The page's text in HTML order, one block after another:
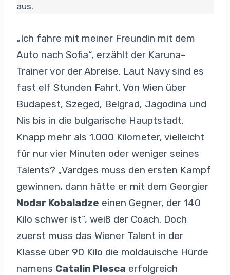
aus.
„Ich fahre mit meiner Freundin mit dem
Auto nach Sofia“, erzählt der Karuna-
Trainer vor der Abreise. Laut Navy sind es
fast elf Stunden Fahrt. Von Wien über
Budapest, Szeged, Belgrad, Jagodina und
Nis bis in die bulgarische Hauptstadt.
Knapp mehr als 1.000 Kilometer, vielleicht
für nur vier Minuten oder weniger seines
Talents? „Vardges muss den ersten Kampf
gewinnen, dann hätte er mit dem Georgier
Nodar Kobaladze einen Gegner, der 140
Kilo schwer ist“, weiß der Coach. Doch
zuerst muss das Wiener Talent in der
Klasse über 90 Kilo die moldauische Hürde
namens Catalin Plesca erfolgreich